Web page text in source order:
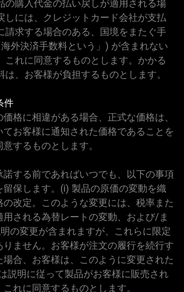
の購入代金の払い戻しが適用される場
しには、クレジットカード会社が支払
請求する場合のある、国境をまたぐ手
外決済手数料という」) が含まれない
これに同意するものとします。かかる
は、お客様が負担するものとします。
件
格に相違がある場合、正式な価格は、
お客様に通知された価格であることを
するものとします。
諾する前であればいつでも、以下の事項
留保します。(i) 製品の原価の変動を織
の改定。このような変更には、税率また
用される為替レートの変動、および/ま
の変更が含まれますが、これらに限定
りません。お客様が注文の履行を続行す
場合、お客様は、このように変更された
説明に従って製品がお客様に販売され
れに同意するものとします。